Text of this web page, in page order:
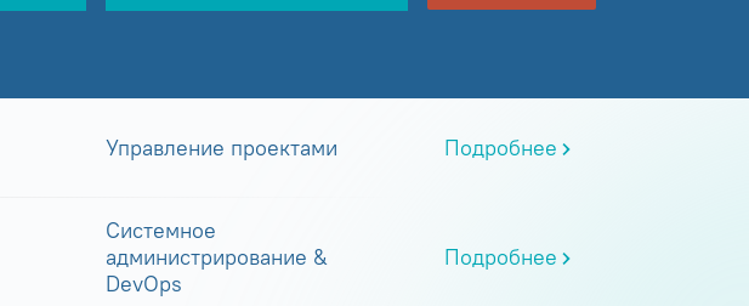
Управление проектами Подробнее
Системное
администрирование &
DevOps
Подробнее